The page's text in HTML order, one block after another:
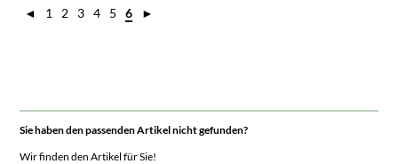
◄ 1 2 3 4 5 6 ►
Sie haben den passenden Artikel nicht gefunden?
Wir finden den Artikel für Sie!